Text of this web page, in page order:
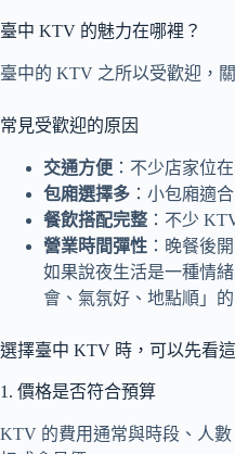
臺中 KTV 的魅力在哪裡？
臺中的 KTV 之所以受歡迎，
常見受歡迎的原因
交通方便 ：不少店家位
包廂選擇多 ：小包廂適
餐飲搭配完整 ：不少
營業時間彈性 ：晚餐後
如果說夜生活是一種情
會、氣氛好、地點順」
選擇臺中 KTV 時，可以先看
1. 價格是否符合預算
KTV 的費用通常與時段、人